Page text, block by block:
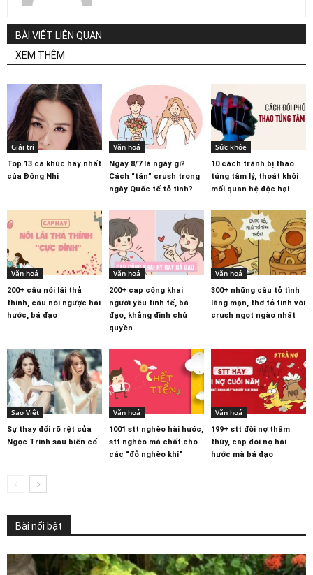
BÀI VIẾT LIÊN QUAN
XEM THÊM
Giải trí
Top 13 ca khúc hay nhất
của Đông Nhi
Văn hoá
Ngày 8/7 là ngày gì?
Cách “tán” crush trong
ngày Quốc tế tỏ tình?
Sức khỏe
10 cách tránh bị thao
túng tâm lý, thoát khỏi
mối quan hệ độc hại
Văn hoá
200+ câu nói lái thả
thính, câu nói ngược hài
hước, bá đạo
Văn hoá
200+ cap công khai
người yêu tinh tế, bá
đạo, khẳng định chủ
quyền
Văn hoá
300+ những câu tỏ tình
lãng mạn, thơ tỏ tình với
crush ngọt ngào nhất
Sao Việt
Sự thay đổi rõ rệt của
Ngọc Trinh sau biến cố
Văn hoá
1001 stt nghèo hài hước,
stt nghèo mà chất cho
các “đỗ nghèo khỉ”
Văn hoá
199+ stt đòi nợ thâm
thúy, cap đòi nợ hài
hước mà bá đạo
Bài nổi bật